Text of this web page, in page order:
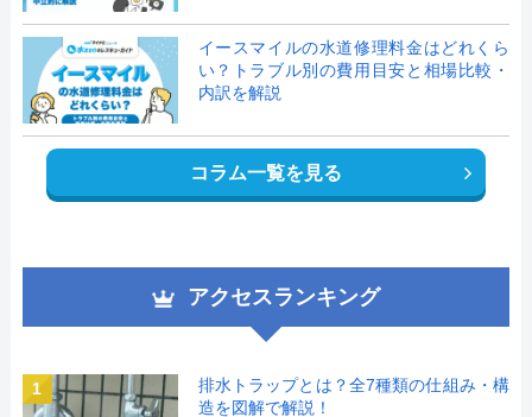
イースマイルの水道修理料金はどれくら
い？トラブル別の費用目安と相場比較・
内訳を解説
コラム一覧を見る
アクセスランキング
1
排水トラップとは？全7種類の仕組み・構
造を図解で解説！